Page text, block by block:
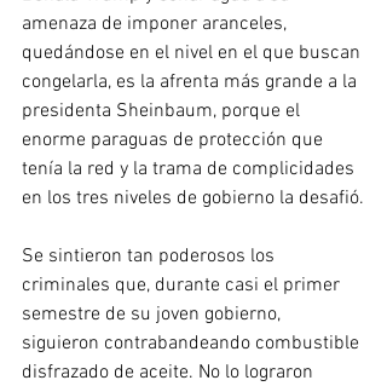
amenaza de imponer aranceles,
quedándose en el nivel en el que buscan
congelarla, es la afrenta más grande a la
presidenta Sheinbaum, porque el
enorme paraguas de protección que
tenía la red y la trama de complicidades
en los tres niveles de gobierno la desafió.
Se sintieron tan poderosos los
criminales que, durante casi el primer
semestre de su joven gobierno,
siguieron contrabandeando combustible
disfrazado de aceite. No lo lograron